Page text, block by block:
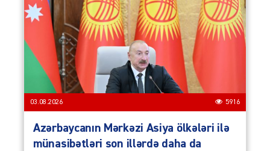
03.08.2026 5916
Azərbaycanın Mərkəzi Asiya ölkələri ilə
münasibətləri son illərdə daha da